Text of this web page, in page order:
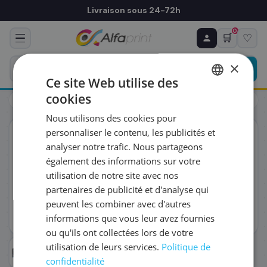
Livraison sous 24-72h
🛒
0
♡
Toners HP HP W2031X/415X - Toner cyan, 6 000 pages
ORIGINAL
♻ COMMANDE RÉCURRENTE
Prévoyez & économisez
Programmez votre prochain achat — notre équipe
vous prépare un devis personnalisé
RÉFÉRENCE DU PRODUIT
FRÉQUENCE
QUANTITÉ PAR LIVRAISON
DATE DE PREMIÈRE LIVRAISON SOUHAITÉE
×
Ce site Web utilise des
cookies
Nous utilisons des cookies pour
personnaliser le contenu, les publicités et
analyser notre trafic. Nous partageons
également des informations sur votre
utilisation de notre site avec nos
partenaires de publicité et d'analyse qui
peuvent les combiner avec d'autres
informations que vous leur avez fournies
ou qu'ils ont collectées lors de votre
utilisation de leurs services. Politique de
confidentialité